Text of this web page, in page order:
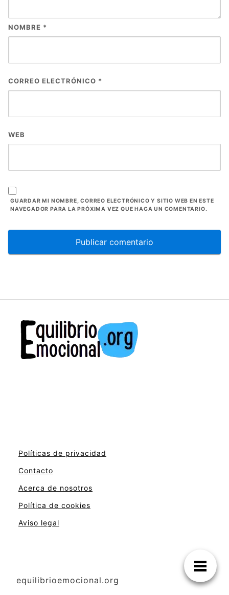
NOMBRE *
CORREO ELECTRÓNICO *
WEB
GUARDAR MI NOMBRE, CORREO ELECTRÓNICO Y SITIO WEB EN ESTE
NAVEGADOR PARA LA PRÓXIMA VEZ QUE HAGA UN COMENTARIO.
Políticas de privacidad
Contacto
Acerca de nosotros
Política de cookies
Aviso legal
equilibrioemocional.org